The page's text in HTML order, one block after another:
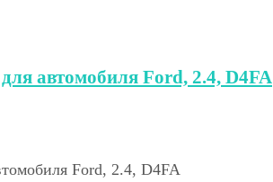
автомобиля Ford, 2.4, D4FA
Ford, 2.4, D4FA